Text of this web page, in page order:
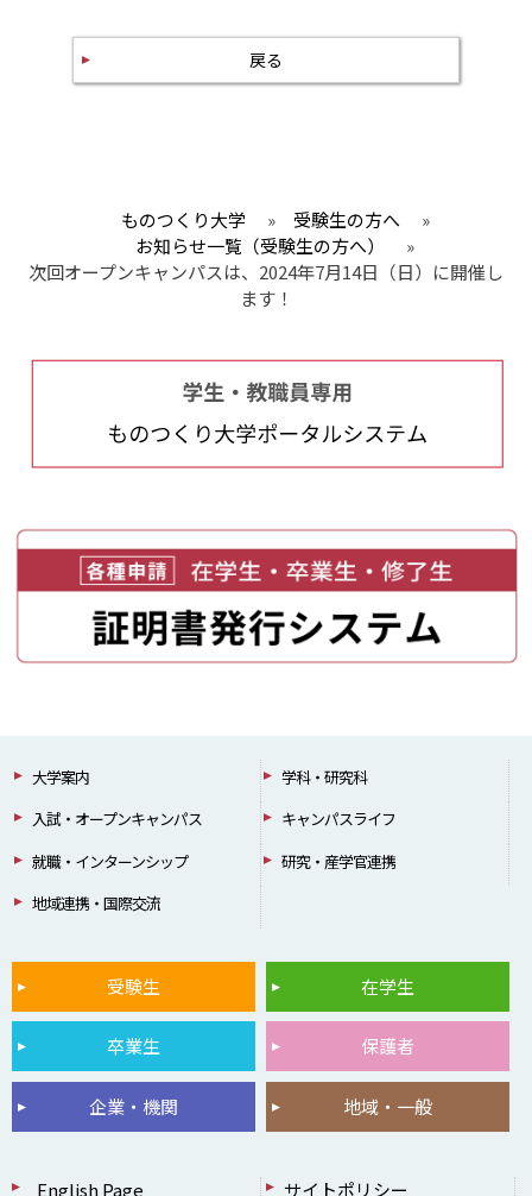
戻る
ものつくり大学 » 受験生の方へ
»
お知らせ一覧（受験生の方へ）
»
次回オープンキャンパスは、2024年7月14日（日）に開催し
ます！
大学案内
学科・研究科
入試・オープンキャンパス
キャンパスライフ
就職・インターンシップ
研究・産学官連携
地域連携・国際交流
受験生 在学生
卒業生 保護者
企業・機関 地域・一般
English Page サイトポリシー